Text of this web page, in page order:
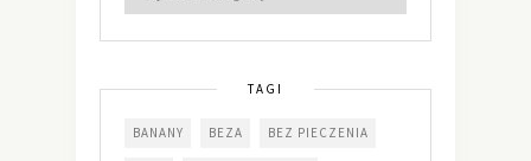
TAGI
BANANY BEZA BEZ PIECZENIA